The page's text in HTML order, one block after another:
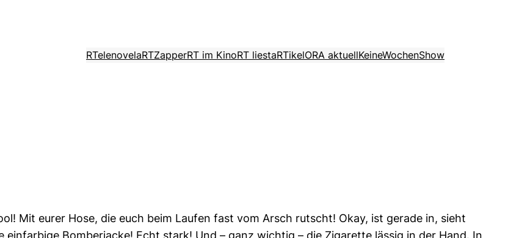
RTelenovelaRTZapperRT im KinoRT liestaRTikelORA aktuellKeineWochenShow
Mit eurer Hose, die euch beim Laufen fast vom Arsch rutscht! Okay, ist gerade in, sieht
Bomberjacke! Echt stark! Und – ganz wichtig – die Zigarette lässig in der Hand. In